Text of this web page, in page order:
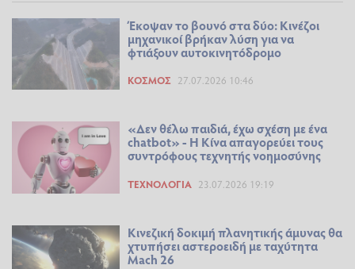
Έκοψαν το βουνό στα δύο: Κινέζοι
μηχανικοί βρήκαν λύση για να
φτιάξουν αυτοκινητόδρομο
ΚΌΣΜΟΣ 27.07.2026 10:46
«Δεν θέλω παιδιά, έχω σχέση με ένα
chatbot» - Η Κίνα απαγορεύει τους
συντρόφους τεχνητής νοημοσύνης
ΤΕΧΝΟΛΟΓΊΑ 23.07.2026 19:19
Κινεζική δοκιμή πλανητικής άμυνας θα
χτυπήσει αστεροειδή με ταχύτητα
Mach 26